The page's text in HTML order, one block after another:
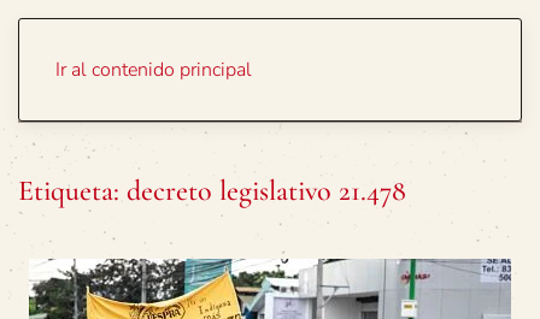
Ir al contenido principal
Etiqueta: decreto legislativo 21.478